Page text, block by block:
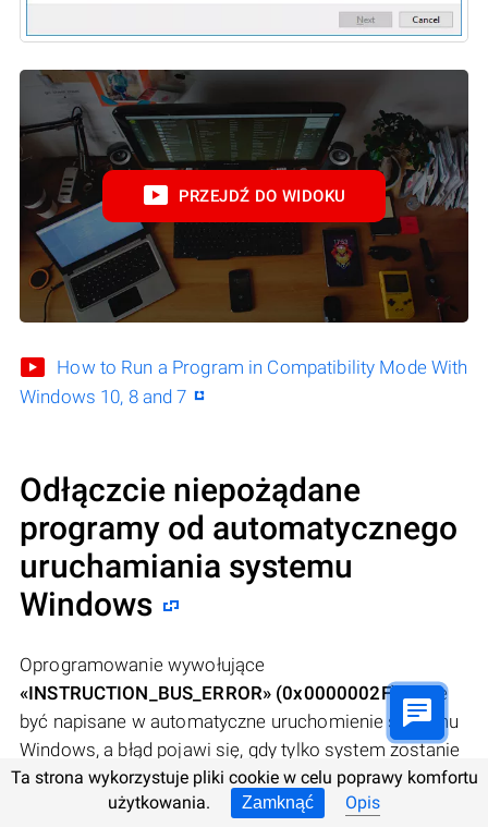
PRZEJDŹ DO WIDOKU
How to Run a Program in Compatibility Mode With
Windows 10, 8 and 7
Odłączcie niepożądane
programy od automatycznego
uruchamiania systemu
Windows
Oprogramowanie wywołujące
«INSTRUCTION_BUS_ERROR» (0x0000002F)może
być napisane w automatyczne uruchomienie systemu
Windows, a błąd pojawi się, gdy tylko system zostanie
uruchomiony bez twojego udziału. Możecie usunąć
programy zautomatycznego uruchamianiaza
Ta strona wykorzystuje pliki cookie w celu poprawy komfortu
użytkowania.
Zamknąć Opis